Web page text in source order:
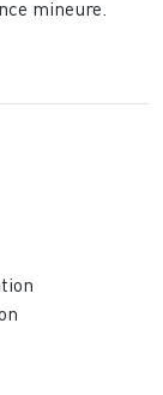
mineure.